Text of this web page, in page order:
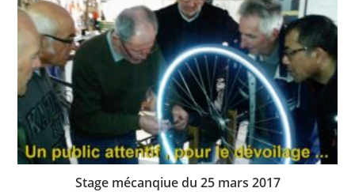
Stage mécanqiue du 25 mars 2017